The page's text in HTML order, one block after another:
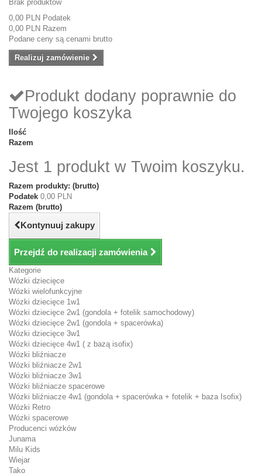
Brak produktów
0,00 PLN Podatek
0,00 PLN Razem
Podane ceny są cenami brutto
Realizuj zamówienie
Produkt dodany poprawnie do
Twojego koszyka
Ilość
Razem
Jest 1 produkt w Twoim koszyku.
Razem produkty: (brutto)
Podatek 0,00 PLN
Razem (brutto)
Kontynuuj zakupy
Przejdź do realizacji zamówienia
Kategorie
Wózki dziecięce
Wózki wielofunkcyjne
Wózki dziecięce 1w1
Wózki dziecięce 2w1 (gondola + fotelik samochodowy)
Wózki dziecięce 2w1 (gondola + spacerówka)
Wózki dziecięce 3w1
Wózki dziecięce 4w1 ( z bazą isofix)
Wózki bliźniacze
Wózki bliźniacze 2w1
Wózki bliźniacze 3w1
Wózki bliźniacze spacerowe
Wózki bliźniacze 4w1 (gondola + spacerówka + fotelik + baza Isofix)
Wózki Retro
Wózki spacerowe
Producenci wózków
Junama
Milu Kids
Wiejar
Tako